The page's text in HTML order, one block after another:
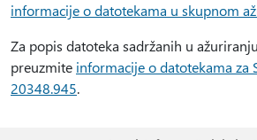
informacije o datotekama u skupnom
Za popis datoteka sadržanih u
preuzmite informacije o datotekama za
20348.945.